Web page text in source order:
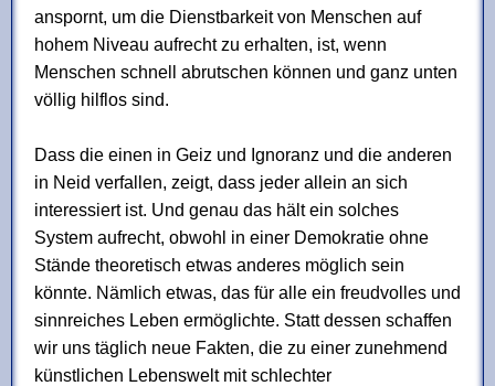
anspornt, um die Dienstbarkeit von Menschen auf
hohem Niveau aufrecht zu erhalten, ist, wenn
Menschen schnell abrutschen können und ganz unten
völlig hilflos sind.
Dass die einen in Geiz und Ignoranz und die anderen
in Neid verfallen, zeigt, dass jeder allein an sich
interessiert ist. Und genau das hält ein solches
System aufrecht, obwohl in einer Demokratie ohne
Stände theoretisch etwas anderes möglich sein
könnte. Nämlich etwas, das für alle ein freudvolles und
sinnreiches Leben ermöglichte. Statt dessen schaffen
wir uns täglich neue Fakten, die zu einer zunehmend
künstlichen Lebenswelt mit schlechter